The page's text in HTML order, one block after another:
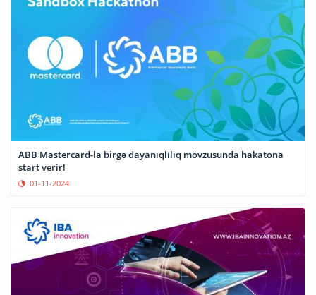
ABB Mastercard-la birgə dayanıqlılıq mövzusunda hakatona
start verir!
01-11-2024